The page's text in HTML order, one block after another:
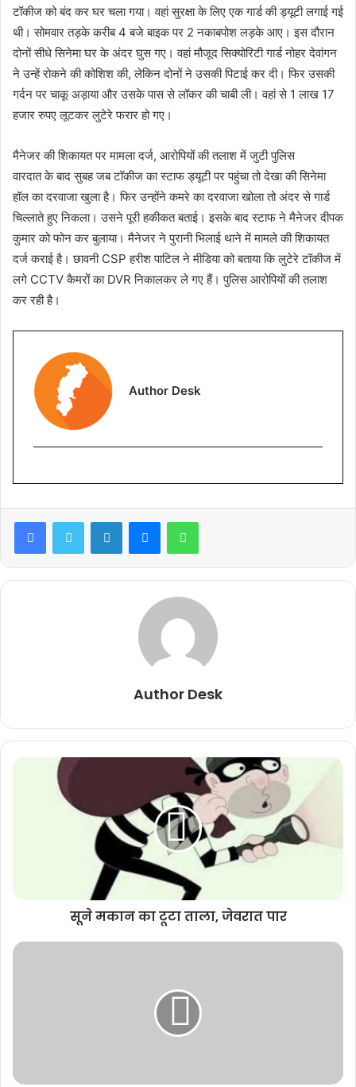
टॉकीज को बंद कर घर चला गया। वहां सुरक्षा के लिए एक गार्ड की ड्यूटी लगाई गई
थी। सोमवार तड़के करीब 4 बजे बाइक पर 2 नकाबपोश लड़के आए। इस दौरान
दोनों सीधे सिनेमा घर के अंदर घुस गए। वहां मौजूद सिक्योरिटी गार्ड नोहर देवांगन
ने उन्हें रोकने की कोशिश की, लेकिन दोनों ने उसकी पिटाई कर दी। फिर उसकी
गर्दन पर चाकू अड़ाया और उसके पास से लॉकर की चाबी ली। वहां से 1 लाख 17
हजार रुपए लूटकर लुटेरे फरार हो गए।
मैनेजर की शिकायत पर मामला दर्ज, आरोपियों की तलाश में जुटी पुलिस
वारदात के बाद सुबह जब टॉकीज का स्टाफ ड्यूटी पर पहुंचा तो देखा की सिनेमा
हॉल का दरवाजा खुला है। फिर उन्होंने कमरे का दरवाजा खोला तो अंदर से गार्ड
चिल्लाते हुए निकला। उसने पूरी हकीकत बताई। इसके बाद स्टाफ ने मैनेजर दीपक
कुमार को फोन कर बुलाया। मैनेजर ने पुरानी भिलाई थाने में मामले की शिकायत
दर्ज कराई है। छावनी CSP हरीश पाटिल ने मीडिया को बताया कि लुटेरे टॉकीज में
लगे CCTV कैमरों का DVR निकालकर ले गए हैं। पुलिस आरोपियों की तलाश
कर रही है।
Author Desk
Author Desk
सूने मकान का टूटा ताला, जेवरात पार